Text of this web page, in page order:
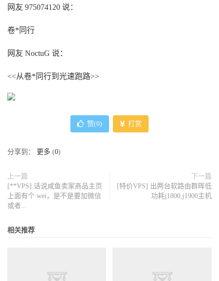
网友 975074120 说：
卷*同行
网友 NoctuG 说：
<<从卷*同行到光速跑路>>
赞(0) 打赏
分享到： 更多 (0)
上一篇
[**VPS] 话说咸鱼卖家商品主页
上面有个 wei，是不是要加微信
或者...
下一篇
[特价VPS] 出两台软路由群晖低
功耗j1800,j1900主机
相关推荐